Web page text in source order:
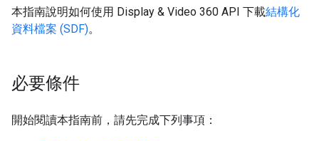
本指南說明如何使用 Display & Video 360 API 下載結構化
資料檔案 (SDF)。
必要條件
開始閱讀本指南前，請先完成下列事項：